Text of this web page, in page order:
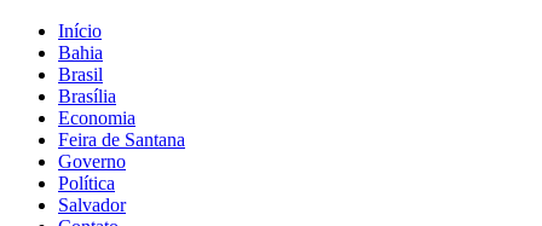
Início
Bahia
Brasil
Brasília
Economia
Feira de Santana
Governo
Política
Salvador